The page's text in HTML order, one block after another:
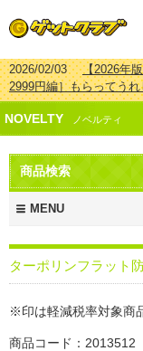
2026/02/03【2026年
2999円編］もらってう
2026/07/15【2026年
ング 更新しました！
2026/04/03【2026年
2999円編］もらってう
2026/02/16
新しました！
NOVELTY ノベルティ
商品検索
MENU
ターポリンフラット
※印は軽減税率対象商
商品コード：2013512